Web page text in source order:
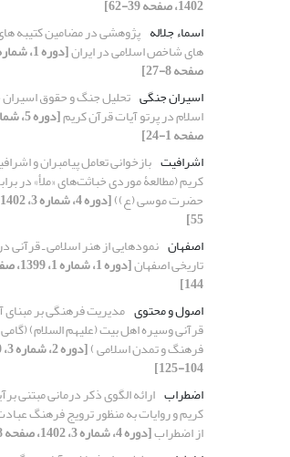
1402، صفحه 39-62]
اسماء جلاله پژوهشی در مضامین کتیبه
های شاخص اسلامی در ایران
صفحه 8-27]
اسیران جنگی تحلیل جنگ و حقوق اسیران
اسلام در پرتو آیات قرآن کریم
صفحه 1-24]
اشرافیت بازخوانی تعامل پیامبران و
کریم (مطالعۀ موردی خباثت‌های «ملأ» در
حضرت موسی (ع))
55]
اصفهان نمودهایی از هنر اسلامی ـ قرآنی
تاریخی اصفهان
144]
اصول و محتوی مدیریت فرهنگی بر مبنای
قرآنی وسیره اهل بیت (علیهم السلام)
فرهنگ و تمدن اسلامی )
104-125]
اضطراب ارائه الگوی ذکر درمانی مبتنی
کریم و روایات به منظور ترویج فرهنگ
از اضطراب[دوره 4، شماره 3، 1402، صفحه 8-31]